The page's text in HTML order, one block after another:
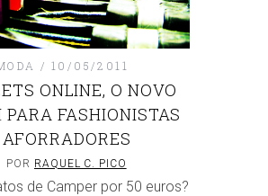
10/05/2011
ONLINE, O NOVO
PARA FASHIONISTAS
AFORRADORES
POR RAQUEL C. PICO
de Camper por 50 euros?